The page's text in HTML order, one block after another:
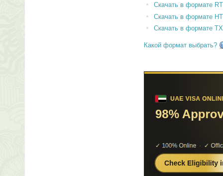
Скачать в формате
Скачать в формате
Скачать в формате
Какой формат выбрать?